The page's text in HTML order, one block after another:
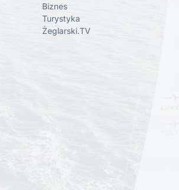
Biznes
Turystyka
Żeglarski.TV